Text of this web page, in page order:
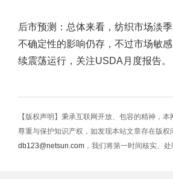
后市预测： 总体来看，纺织市场淡
不确定性的影响仍存，不过市场敏
续震荡运行，关注USDA月度报告。
【版权声明】秉承互联网开放、包容的精神，
尊重与保护知识产权，如发现本站文章存在版
db123@netsun.com ，我们将第一时间核实、处